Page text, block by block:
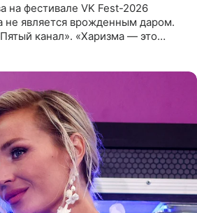
на фестивале VK Fest-2026
не является врожденным даром.
канал». «Харизма — это